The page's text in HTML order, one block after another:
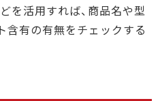
どを活用すれば、商品名や型
含有の有無をチェックする